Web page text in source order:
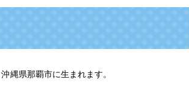
縄県那覇市に生まれます。